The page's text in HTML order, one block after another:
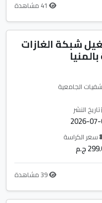
شبكة الغازات
الجامعية
تاريخ النشر
2026-
سعر الكراسة
ج.م